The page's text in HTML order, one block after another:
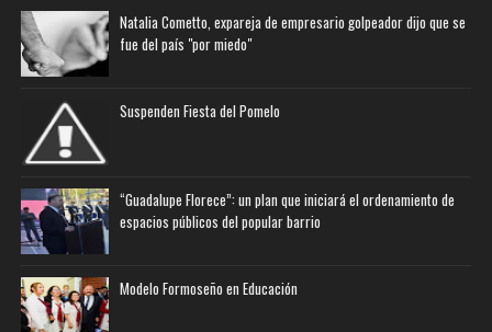
Natalia Cometto, expareja de empresario golpeador dijo que se
fue del país "por miedo"
Suspenden Fiesta del Pomelo
“Guadalupe Florece”: un plan que iniciará el ordenamiento de
espacios públicos del popular barrio
Modelo Formoseño en Educación